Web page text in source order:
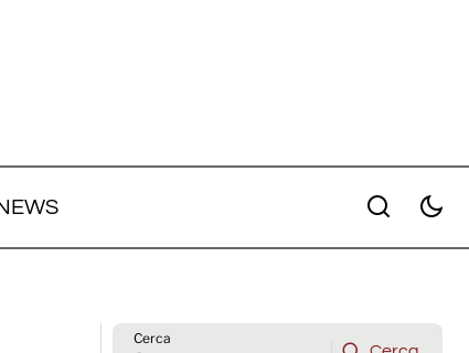
Andrews
Cerca